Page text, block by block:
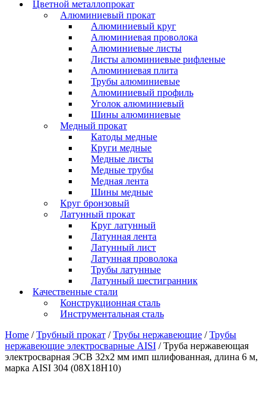
Цветной металлопрокат
Алюминиевый прокат
Алюминиевый круг
Алюминиевая проволока
Алюминиевые листы
Листы алюминиевые рифленые
Алюминиевая плита
Трубы алюминиевые
Алюминиевый профиль
Уголок алюминиевый
Шины алюминиевые
Медный прокат
Катоды медные
Круги медные
Медные листы
Медные трубы
Медная лента
Шины медные
Круг бронзовый
Латунный прокат
Круг латунный
Латунная лента
Латунный лист
Латунная проволока
Трубы латунные
Латунный шестигранник
Качественные стали
Конструкционная сталь
Инструментальная сталь
Home /Трубный прокат /Трубы нержавеющие /Трубы
нержавеющие электросварные AISI / Труба нержавеющая
электросварная ЭСВ 32х2 мм имп шлифованная, длина 6 м,
марка AISI 304 (08Х18Н10)